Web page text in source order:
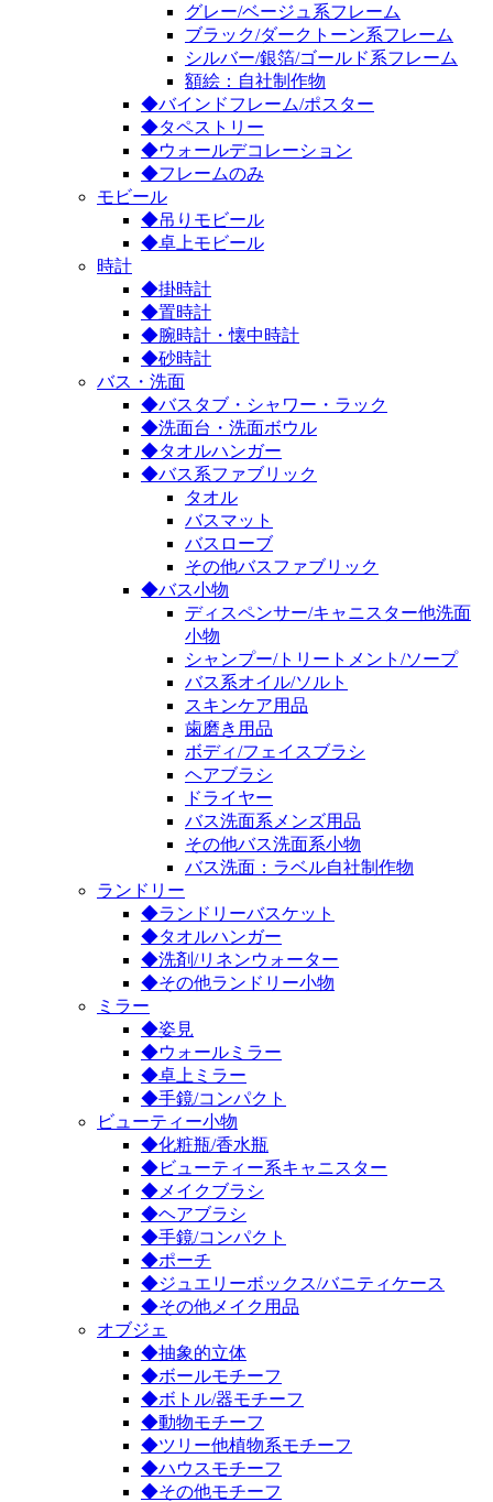
グレー/ベージュ系フレーム
ブラック/ダークトーン系フレーム
シルバー/銀箔/ゴールド系フレーム
額絵：自社制作物
◆バインドフレーム/ポスター
◆タペストリー
◆ウォールデコレーション
◆フレームのみ
モビール
◆吊りモビール
◆卓上モビール
時計
◆掛時計
◆置時計
◆腕時計・懐中時計
◆砂時計
バス・洗面
◆バスタブ・シャワー・ラック
◆洗面台・洗面ボウル
◆タオルハンガー
◆バス系ファブリック
タオル
バスマット
バスローブ
その他バスファブリック
◆バス小物
ディスペンサー/キャニスター他洗面
小物
シャンプー/トリートメント/ソープ
バス系オイル/ソルト
スキンケア用品
歯磨き用品
ボディ/フェイスブラシ
ヘアブラシ
ドライヤー
バス洗面系メンズ用品
その他バス洗面系小物
バス洗面：ラベル自社制作物
ランドリー
◆ランドリーバスケット
◆タオルハンガー
◆洗剤/リネンウォーター
◆その他ランドリー小物
ミラー
◆姿見
◆ウォールミラー
◆卓上ミラー
◆手鏡/コンパクト
ビューティー小物
◆化粧瓶/香水瓶
◆ビューティー系キャニスター
◆メイクブラシ
◆ヘアブラシ
◆手鏡/コンパクト
◆ポーチ
◆ジュエリーボックス/バニティケース
◆その他メイク用品
オブジェ
◆抽象的立体
◆ボールモチーフ
◆ボトル/器モチーフ
◆動物モチーフ
◆ツリー他植物系モチーフ
◆ハウスモチーフ
◆その他モチーフ